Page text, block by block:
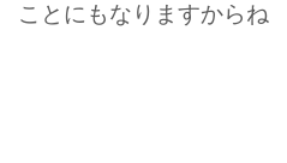
ことにもなりますからね